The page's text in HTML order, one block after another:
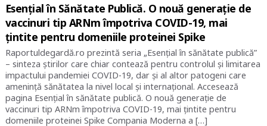
Esențial în Sănătate Publică. O nouă generație de
vaccinuri tip ARNm împotriva COVID-19, mai
țintite pentru domeniile proteinei Spike
Raportuldegardă.ro prezintă seria „Esențial în sănătate publică”
– sinteza știrilor care chiar contează pentru controlul și limitarea
impactului pandemiei COVID-19, dar și al altor patogeni care
amenință sănătatea la nivel local și internațional. Accesează
pagina Esențial în sănătate publică. O nouă generație de
vaccinuri tip ARNm împotriva COVID-19, mai țintite pentru
domeniile proteinei Spike Compania Moderna a […]